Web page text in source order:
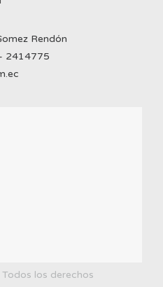
Rendón
2414775
los derechos